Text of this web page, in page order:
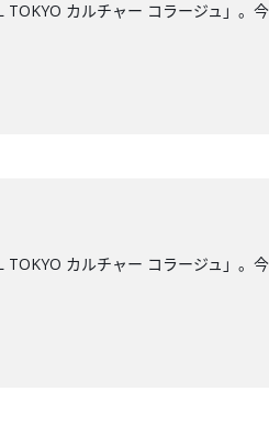
カルチャー コラージュ」。
カルチャー コラージュ」。